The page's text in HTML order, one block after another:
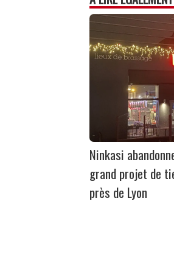
Ninkasi
grand projet de
près de Lyon